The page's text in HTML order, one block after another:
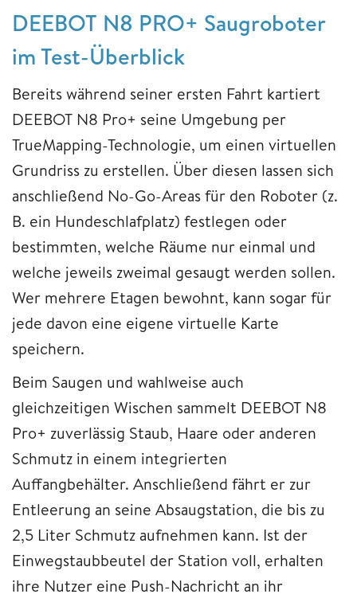
DEEBOT N8 PRO+ Saugroboter
im Test-Überblick
Bereits während seiner ersten Fahrt kartiert
DEEBOT N8 Pro+ seine Umgebung per
TrueMapping-Technologie, um einen virtuellen
Grundriss zu erstellen. Über diesen lassen sich
anschließend No-Go-Areas für den Roboter (z.
B. ein Hundeschlafplatz) festlegen oder
bestimmten, welche Räume nur einmal und
welche jeweils zweimal gesaugt werden sollen.
Wer mehrere Etagen bewohnt, kann sogar für
jede davon eine eigene virtuelle Karte
speichern.
Beim Saugen und wahlweise auch
gleichzeitigen Wischen sammelt DEEBOT N8
Pro+ zuverlässig Staub, Haare oder anderen
Schmutz in einem integrierten
Auffangbehälter. Anschließend fährt er zur
Entleerung an seine Absaugstation, die bis zu
2,5 Liter Schmutz aufnehmen kann. Ist der
Einwegstaubbeutel der Station voll, erhalten
ihre Nutzer eine Push-Nachricht an ihr